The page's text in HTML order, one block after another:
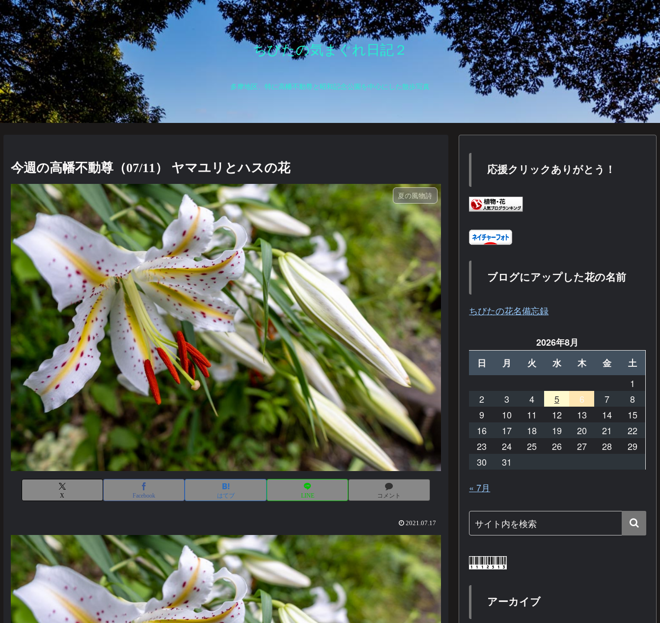
ちびたの気まぐれ日記２
多摩地区、特に高幡不動尊と昭和記念公園を中心にした散歩写真
今週の高幡不動尊（07/11） ヤマユリとハスの花
夏の風物詩
X Facebook はてブ LINE コメント
2021.07.17
応援クリックありがとう！
ブログにアップした花の名前
ちびたの花名備忘録
2026年8月
日
月 火 水 木 金
土
1
2
3 4 5 6 7
8
9
10 11 12 13 14
15
16
17 18 19 20 21
22
23
24 25 26 27 28
29
30
31
« 7月
アーカイブ